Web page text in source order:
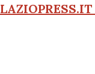
LAZIOPRESS.IT